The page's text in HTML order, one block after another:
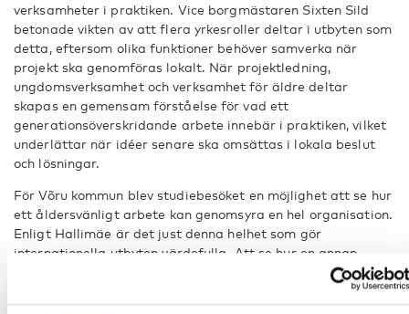
verksamheter i praktiken. Vice borgmästaren Sixten Sild
betonade vikten av att flera yrkesroller deltar i utbyten som
detta, eftersom olika funktioner behöver samverka när
projekt ska genomföras lokalt. När projektledning,
ungdomsverksamhet och verksamhet för äldre deltar
skapas en gemensam förståelse för vad ett
generationsöverskridande arbete innebär i praktiken, vilket
underlättar när idéer senare ska omsättas i lokala beslut
och lösningar.
För Võru kommun blev studiebesöket en möjlighet att se hur
ett åldersvänligt arbete kan genomsyra en hel organisation.
Enligt Hallimäe är det just denna helhet som gör
internationella utbyten värdefulla. Att se hur en annan
förvaltningar och förankrar arbetet politiskt ger konkreta
referenser i det egna utvecklingsarbetet.